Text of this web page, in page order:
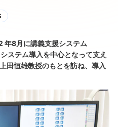
年8月に講義支援システム
ステム導入を中心となって支え
田恒雄教授のもとを訪ね、導入